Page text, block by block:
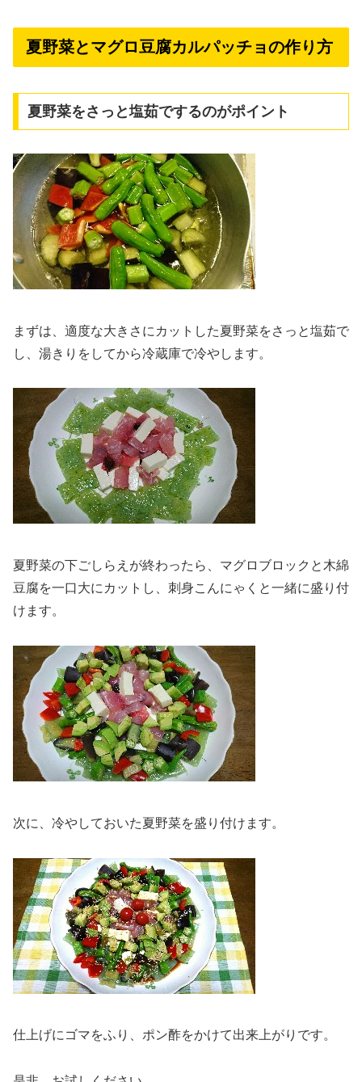
夏野菜とマグロ豆腐カルパッチョの作り方
夏野菜をさっと塩茹でするのがポイント
まずは、適度な大きさにカットした夏野菜をさっと塩茹で
し、湯きりをしてから冷蔵庫で冷やします。
夏野菜の下ごしらえが終わったら、マグロブロックと木綿
豆腐を一口大にカットし、刺身こんにゃくと一緒に盛り付
けます。
次に、冷やしておいた夏野菜を盛り付けます。
仕上げにゴマをふり、ポン酢をかけて出来上がりです。